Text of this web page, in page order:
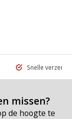
Snelle
missen?
de hoogte te